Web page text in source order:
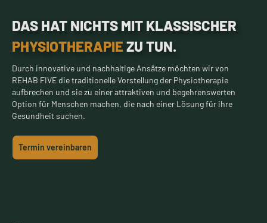
DAS HAT NICHTS MIT KLASSISCHER
PHYSIOTHERAPIE ZU TUN.
Durch innovative und nachhaltige Ansätze möchten wir von
REHAB FIVE die traditionelle Vorstellung der Physiotherapie
aufbrechen und sie zu einer attraktiven und begehrenswerten
Option für Menschen machen, die nach einer Lösung für ihre
Gesundheit suchen.
Termin vereinbaren